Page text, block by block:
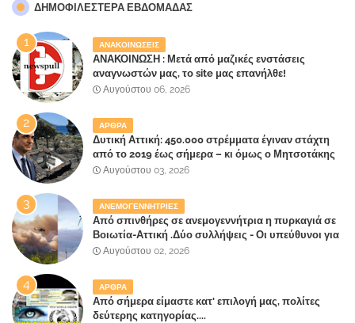
ΔΗΜΟΦΙΛΈΣΤΕΡΑ ΕΒΔΟΜΆΔΑΣ
ΑΝΑΚΟΙΝΩΣΕΙΣ
ΑΝΑΚΟΙΝΩΣΗ : Μετά από μαζικές ενστάσεις
αναγνωστών μας, το site μας επανήλθε!
Αυγούστου 06, 2026
ΑΡΘΡΑ
Δυτική Αττική: 450.000 στρέμματα έγιναν στάχτη
από το 2019 έως σήμερα – κι όμως ο Μητσοτάκης
έλαβε 40% και 45% στις εκλογές του 2023,ενώ 50%
Αυγούστου 03, 2026
ΑΝΕΜΟΓΕΝΝΗΤΡΙΕΣ
Από σπινθήρες σε ανεμογεννήτρια η πυρκαγιά σε
Βοιωτία-Αττική .Δύο συλλήψεις - Οι υπεύθυνοι για
την λάθος διαχείριση της κατάσβεσης θα
Αυγούστου 02, 2026
ΑΡΘΡΑ
Από σήμερα είμαστε κατ' επιλογή μας, πολίτες
δεύτερης κατηγορίας....